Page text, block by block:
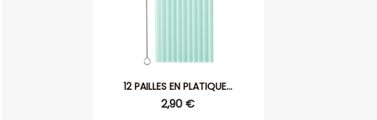
12 PAILLES EN PLATIQUE...
2,90 €